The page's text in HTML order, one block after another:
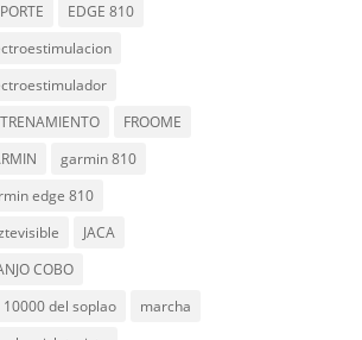
EDGE 810
FROOME
garmin 810
edge 810
JACA
COBO
10000 del soplao
marcha